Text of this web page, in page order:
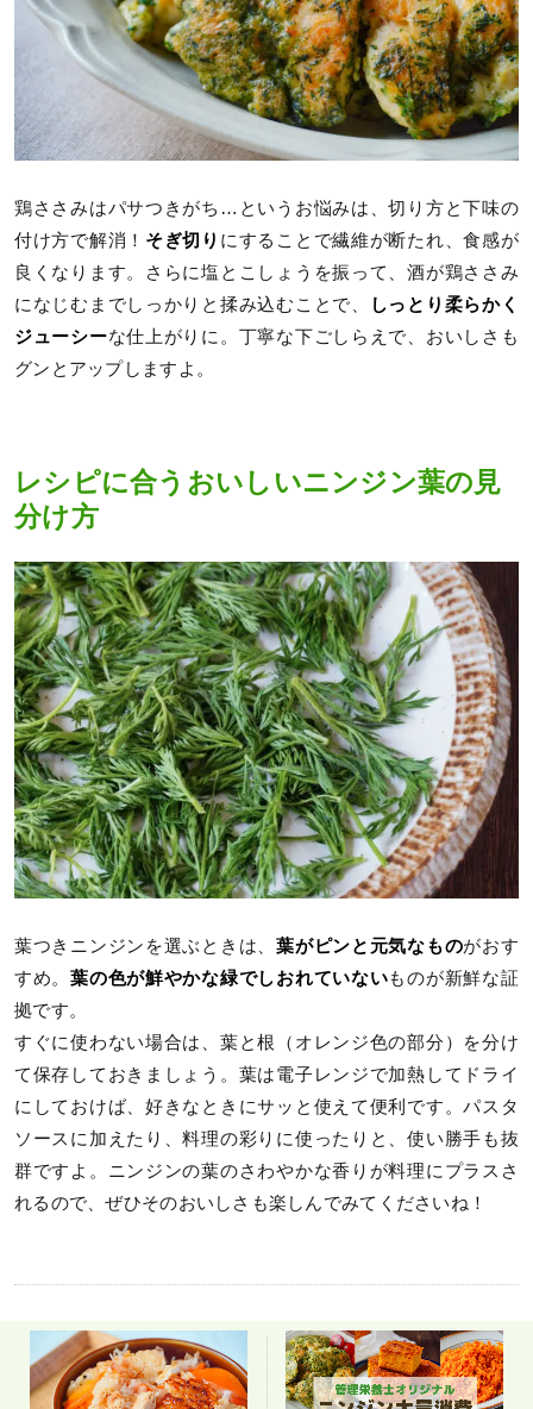
鶏ささみはパサつきがち…というお悩みは、切り方と下味の
付け方で解消！ そぎ切り にすることで繊維が断たれ、食感が
良くなります。さらに塩とこしょうを振って、酒が鶏ささみ
になじむまでしっかりと揉み込むことで、
しっとり柔らかく
ジューシーな仕上がりに。丁寧な下ごしらえで、おいしさも
グンとアップしますよ。
レシピに合うおいしいニンジン葉の見
分け方
葉つきニンジンを選ぶときは、葉がピンと元気なものがおす
すめ。葉の色が鮮やかな緑でしおれていないものが新鮮な証
拠です。
すぐに使わない場合は、葉と根（オレンジ色の部分）を分け
て保存しておきましょう。葉は電子レンジで加熱してドライ
にしておけば、好きなときにサッと使えて便利です。パスタ
ソースに加えたり、料理の彩りに使ったりと、使い勝手も抜
群ですよ。ニンジンの葉のさわやかな香りが料理にプラスさ
れるので、ぜひそのおいしさも楽しんでみてくださいね！